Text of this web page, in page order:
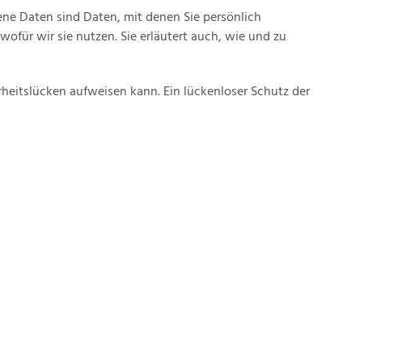
Daten sind Daten, mit denen Sie persönlich
wir sie nutzen. Sie erläutert auch, wie und zu
aufweisen kann. Ein lückenloser Schutz der